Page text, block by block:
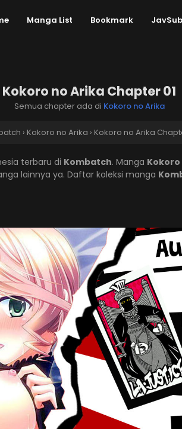
Manga List Bookmark
Kokoro no Arika Chapter 01
Semua chapter ada di Kokoro no Arika
› Kokoro no Arika › Kokoro no Arika
terbaru di Kombatch. Manga
lainnya ya. Daftar koleksi manga